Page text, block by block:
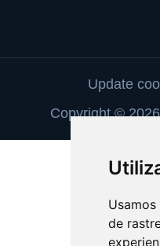
de
Update
Copyright ©